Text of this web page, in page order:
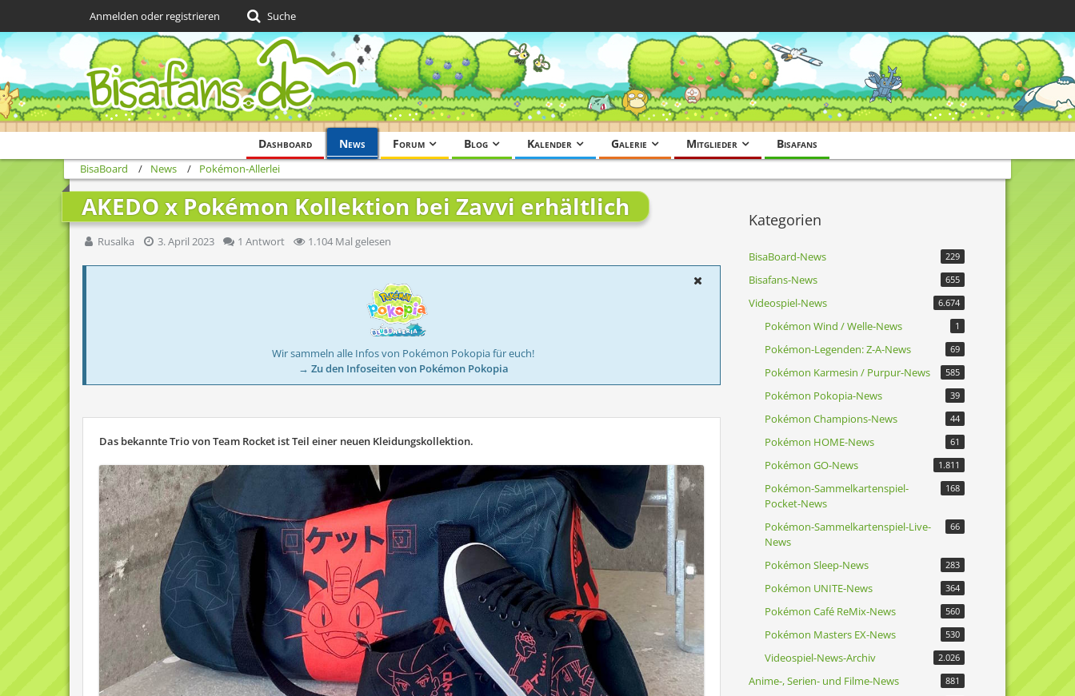
Dashboard News Forum Blog Kalender Galerie Mitglieder Bisafans
Anmelden oder registrieren Suche
BisaBoard News Pokémon-Allerlei
AKEDO x Pokémon Kollektion bei Zavvi erhältlich
Rusalka 3. April 2023 1 Antwort 1.104 Mal gelesen
Wir sammeln alle Infos von Pokémon Pokopia für euch!
→ Zu den Infoseiten von Pokémon Pokopia
Das bekannte Trio von Team Rocket ist Teil einer neuen Kleidungskollektion.
Kategorien
BisaBoard-News 229
Bisafans-News 655
Videospiel-News 6.674
Pokémon Wind / Welle-News 1
Pokémon-Legenden: Z-A-News 69
Pokémon Karmesin / Purpur-News 585
Pokémon Pokopia-News 39
Pokémon Champions-News 44
Pokémon HOME-News 61
Pokémon GO-News 1.811
Pokémon-Sammelkartenspiel-
Pocket-News
168
Pokémon-Sammelkartenspiel-Live-
News
66
Pokémon Sleep-News 283
Pokémon UNITE-News 364
Pokémon Café ReMix-News 560
Pokémon Masters EX-News 530
Videospiel-News-Archiv 2.026
Anime-, Serien- und Filme-News 881